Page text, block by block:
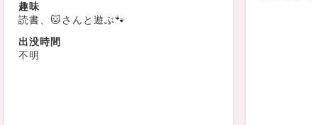
趣味
読書、🐱さんと遊ぶ🐾
出没時間
不明